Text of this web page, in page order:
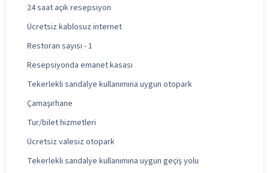
24 saat açık resepsiyon
Ücretsiz kablosuz internet
Restoran sayısı - 1
Resepsiyonda emanet kasası
Tekerlekli sandalye kullanımına uygun otopark
Çamaşırhane
Tur/bilet hizmetleri
Ücretsiz valesiz otopark
Tekerlekli sandalye kullanımına uygun geçiş yolu